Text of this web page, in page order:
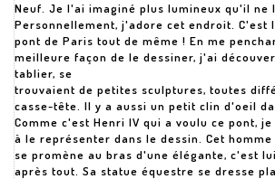
Neuf. Je l'ai imaginé plus lumineux qu'il ne
Personnellement, j'adore cet endroit. C'est
pont de Paris tout de même ! En me
meilleure façon de le dessiner, j'ai
tablier, se
trouvaient de petites sculptures, toutes
casse-tête. Il y a aussi un petit clin d'oeil
Comme c'est Henri IV qui a voulu ce pont,
à le représenter dans le dessin. Cet
se promène au bras d'une élégante, c'est
après tout. Sa statue équestre se dresse